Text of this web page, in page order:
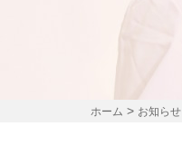
ホーム > お知らせ